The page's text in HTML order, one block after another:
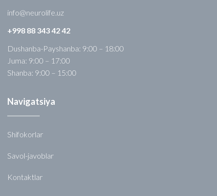
info@neurolife.uz
+998 88 343 42 42
Dushanba-Payshanba: 9:00 – 18:00
Juma: 9:00 – 17:00
Shanba: 9:00 – 15:00
Navigatsiya
Shifokorlar
Savol-javoblar
Kontaktlar